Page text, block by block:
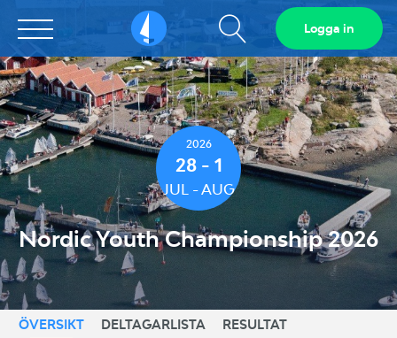
Sailarena Visa
sökfält
Logga in
2026
28 - 1
JUL - AUG
Nordic Youth Championship 2026
ÖVERSIKT DELTAGARLISTA
RESULTAT